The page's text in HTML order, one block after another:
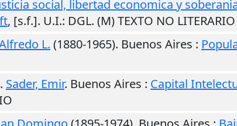
social, libertad economica y
, [s.f.]. U.I.: DGL. (M) TEXTO NO LITERARIO
L. (1880-1965). Buenos Aires :
. Sader, Emir. Buenos Aires : Capital